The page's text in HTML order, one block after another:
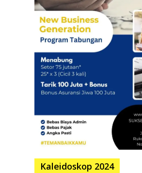
Kaleidoskop 2024